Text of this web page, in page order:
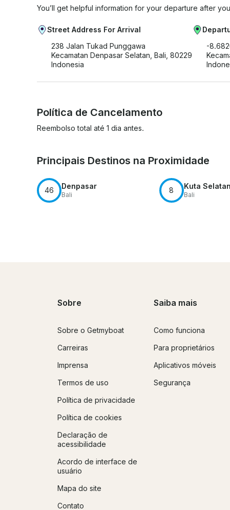
You’ll get helpful information for your departure after
Street Address For Arrival
238 Jalan Tukad Punggawa
Kecamatan Denpasar Selatan, Bali, 80229
Indonesia
-
Política de Cancelamento
Reembolso total até 1 dia antes.
Principais Destinos na Proximidade
46 Denpasar
Bali
8 Kuta Selatan
Bali
Sobre
Sobre o Getmyboat
Carreiras
Imprensa
Termos de uso
Política de privacidade
Política de cookies
Declaração de
acessibilidade
Acordo de interface de
usuário
Mapa do site
Contato
Saiba mais
Como funciona
Para proprietários
Aplicativos móveis
Segurança